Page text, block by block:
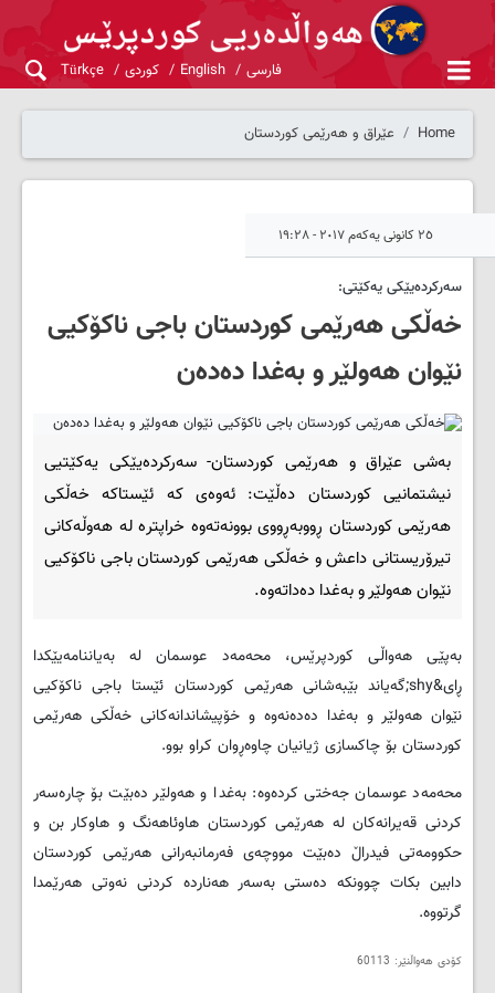
فارسی English کوردی Türkçe
Home عێراق و هەرێمی کوردستان
٢٥ کانونی یەکەم ٢٠١٧ - ١٩:٢٨
سەرکردەیێکی یەکێتی:
خەڵکی هەرێمی کوردستان باجی ناکۆکیی
نێوان هەولێر و بەغدا دەدەن
بەشی عێراق و هەرێمی کوردستان- سەرکردەیێکی یەکێتیی
نیشتمانیی کوردستان دەڵێت: ئەوەی کە ئێستاکە خەڵکی
هەرێمی کوردستان ڕووبەڕووی بوونەتەوە خراپترە لە هەوڵەکانی
تیرۆریستانی داعش و خەڵکی هەرێمی کوردستان باجی ناکۆکیی
نێوان هەولێر و بەغدا دەداتەوە.
بەپێی هەواڵی کوردپرێس، محەمەد عوسمان لە بەیاننامەیێکدا
ڕای&shy;گەیاند بێبەشانی هەرێمی کوردستان ئێستا باجی ناکۆکیی
نێوان هەولێر و بەغدا دەدەنەوە و خۆپیشاندانەکانی خەڵکی هەرێمی
کوردستان بۆ چاکسازی ژیانیان چاوەڕوان کراو بوو.
محەمەد عوسمان جەختی کردەوە: بەغدا و هەولێر دەبێت بۆ چارەسەر
کردنی قەیرانەکان لە هەرێمی کوردستان هاوئاهەنگ و هاوکار بن و
حکوومەتی فیدراڵ دەبێت مووچەی فەرمانبەرانی هەرێمی کوردستان
دابین بکات چوونکە دەستی بەسەر هەناردە کردنی نەوتی هەرێمدا
گرتووە.
کۆدی هه‌واڵنێر: 60113